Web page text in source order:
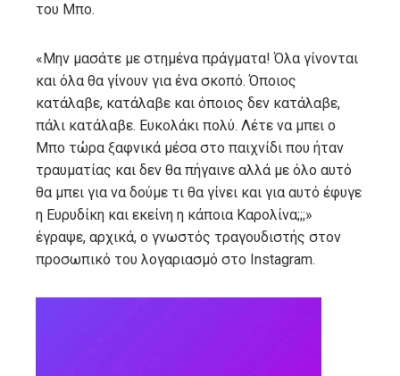
του Μπο.
«Μην μασάτε με στημένα πράγματα! Όλα γίνονται
και όλα θα γίνουν για ένα σκοπό. Όποιος
κατάλαβε, κατάλαβε και όποιος δεν κατάλαβε,
πάλι κατάλαβε. Ευκολάκι πολύ. Λέτε να μπει ο
Μπο τώρα ξαφνικά μέσα στο παιχνίδι που ήταν
τραυματίας και δεν θα πήγαινε αλλά με όλο αυτό
θα μπει για να δούμε τι θα γίνει και για αυτό έφυγε
η Ευρυδίκη και εκείνη η κάποια Καρολίνα;;;»
έγραψε, αρχικά, ο γνωστός τραγουδιστής στον
προσωπικό του λογαριασμό στο Instagram.